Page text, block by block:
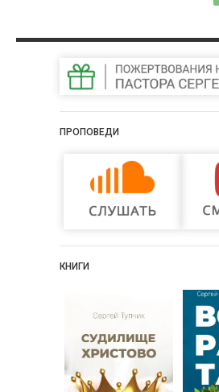
ПРОПОВЕДИ
КНИГИ